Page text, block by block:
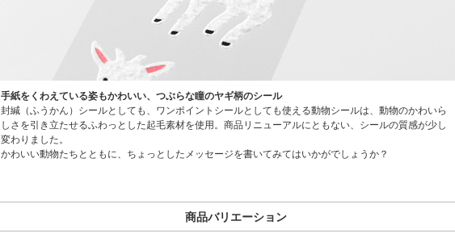
手紙をくわえている姿もかわいい、つぶらな瞳のヤギ柄のシール
封緘（ふうかん）シールとしても、ワンポイントシールとしても使える動物シールは、動物のかわいら
しさを引き立たせるふわっとした起毛素材を使用。商品リニューアルにともない、シールの質感が少し
変わりました。
かわいい動物たちとともに、ちょっとしたメッセージを書いてみてはいかがでしょうか？
商品バリエーション